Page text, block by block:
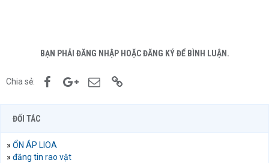
BẠN PHẢI ĐĂNG NHẬP HOẶC ĐĂNG KÝ ĐỂ BÌNH LUẬN.
Chia sẻ: FacebookGoogle+Email
ĐỐI TÁC
» ỔN ÁP LIOA
» đăng tin rao vặt